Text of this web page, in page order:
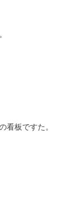
看板ですた。